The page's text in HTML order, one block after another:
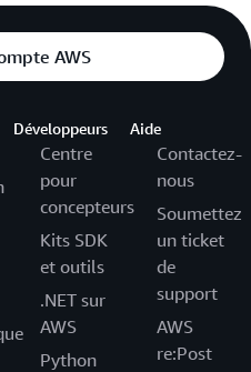
AWS
Développeurs
Centre
pour
concepteurs
Kits SDK
et outils
.NET sur
AWS
Python
Aide
Contactez-
nous
Soumettez
un ticket
de
support
AWS
re:Post